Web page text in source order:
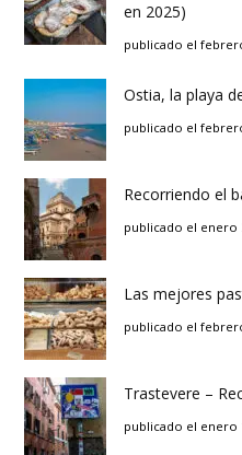
en 2025)
publicado el
Ostia, la playa
publicado el
Recorriendo el
publicado el enero
Las mejores
publicado el
Trastevere –
publicado el enero